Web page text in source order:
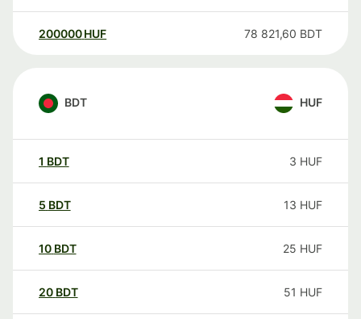
200000 HUF 78 821,60 BDT
BDT HUF
1 BDT 3 HUF
5 BDT 13 HUF
10 BDT 25 HUF
20 BDT 51 HUF